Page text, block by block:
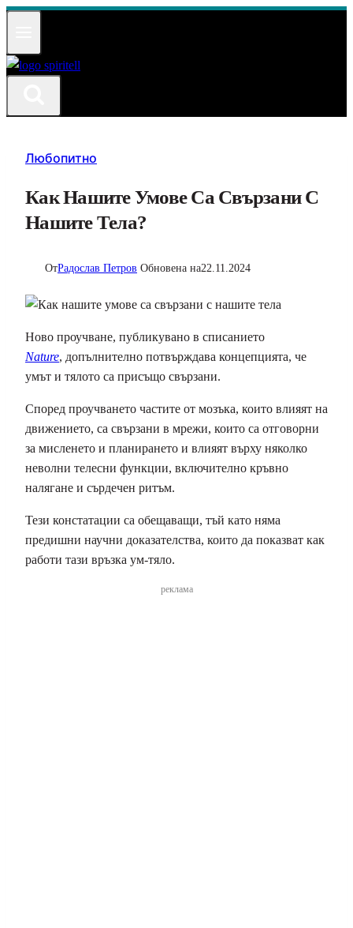
Към
Любопитно
Как Нашите Умове Са Свързани С
Нашите Тела?
ОтРадослав Петров Обновена на22.11.2024
Ново проучване, публикувано в списанието
Nature, допълнително потвърждава концепцията, че
умът и тялото са присъщо свързани.
Според проучването частите от мозъка, които влияят на
движението, са свързани в мрежи, които са отговорни
за мисленето и планирането и влияят върху няколко
неволни телесни функции, включително кръвно
налягане и сърдечен ритъм.
Тези констатации са обещаващи, тъй като няма
предишни научни доказателства, които да показват как
работи тази връзка ум-тяло.
реклама